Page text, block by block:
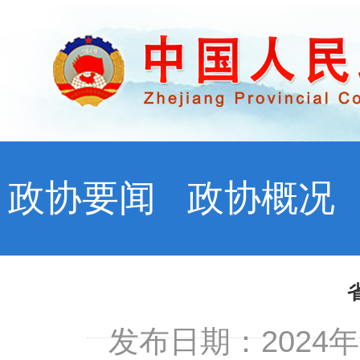
政协要闻 政协概况
发布日期：2024